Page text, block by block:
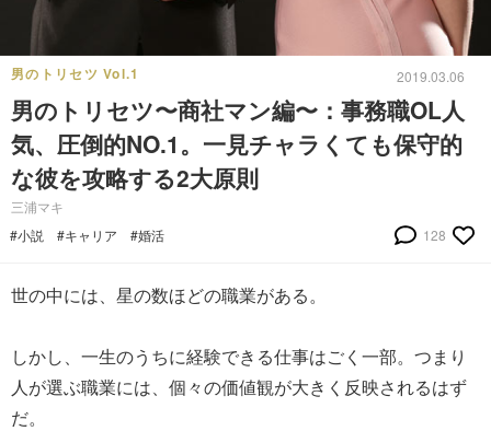
男のトリセツ Vol.1 2019.03.06
男のトリセツ〜商社マン編〜：事務職OL人
気、圧倒的NO.1。一見チャラくても保守的
な彼を攻略する2大原則
三浦マキ
#小説
#キャリア #婚活 128
世の中には、星の数ほどの職業がある。
しかし、一生のうちに経験できる仕事はごく一部。つまり
人が選ぶ職業には、個々の価値観が大きく反映されるはず
だ。